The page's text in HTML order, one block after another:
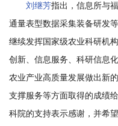
研
究
果
刘继芳指出，信息所与
通量表型数据采集装备研发
继续发挥国家级农业科研机
创新、信息服务、科研信息
农业产业高质量发展做出新
支撑服务等方面取得的成绩
科院的支持表示感谢，并希